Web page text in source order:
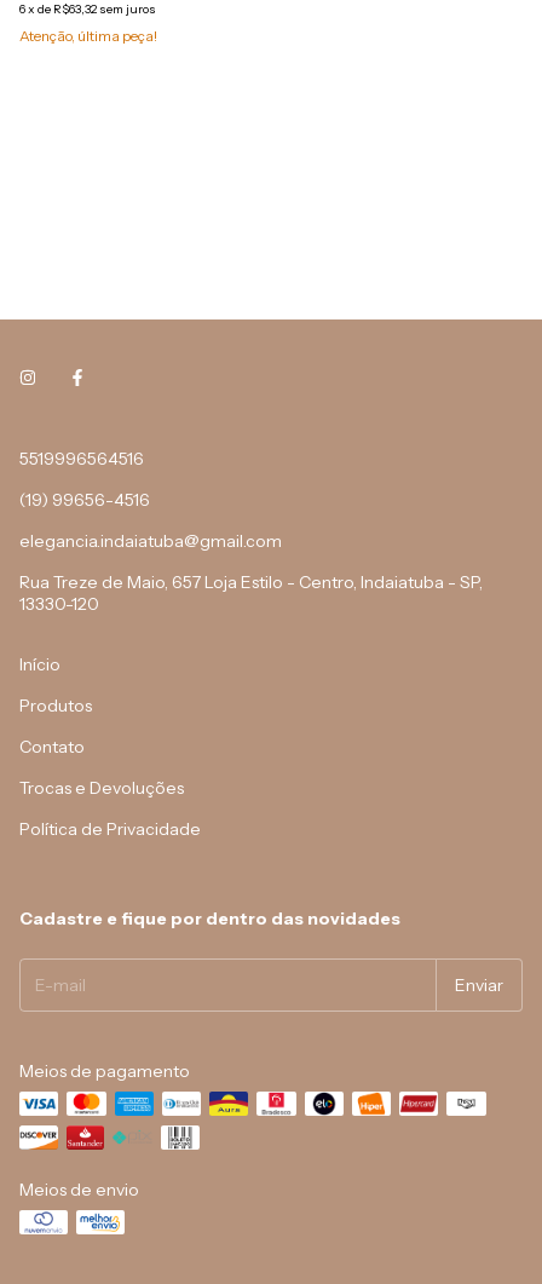
6x de R$63,32 sem juros
Atenção, última peça!
5519996564516
(19) 99656-4516
elegancia.indaiatuba@gmail.com
Rua Treze de Maio, 657 Loja Estilo - Centro, Indaiatuba - SP,
13330-120
Início
Produtos
Contato
Trocas e Devoluções
Política de Privacidade
Cadastre e fique por dentro das novidades
Meios de pagamento
Meios de envio